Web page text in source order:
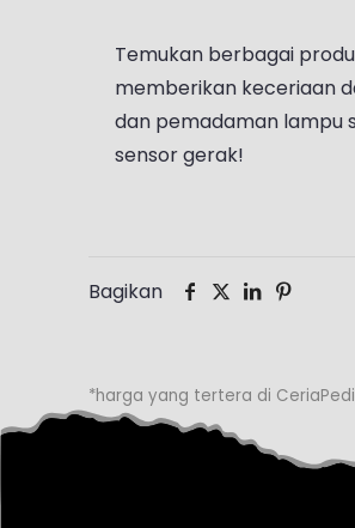
Temukan berbagai
memberikan keceriaan
dan pemadaman lampu
sensor gerak!
Bagikan
*harga yang tertera di